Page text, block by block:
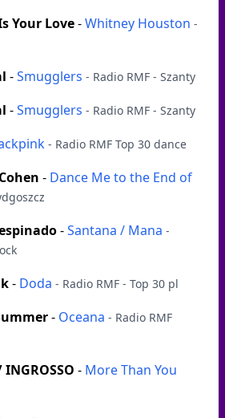
Your Love-Whitney Houston -
-Smugglers - Radio RMF - Szanty
-Smugglers - Radio RMF - Szanty
- Radio RMF Top 30 dance
- Dance Me to the End of
-Santana / Mana -
- Doda - Radio RMF - Top 30 pl
- Oceana - Radio RMF
INGROSSO - More Than You